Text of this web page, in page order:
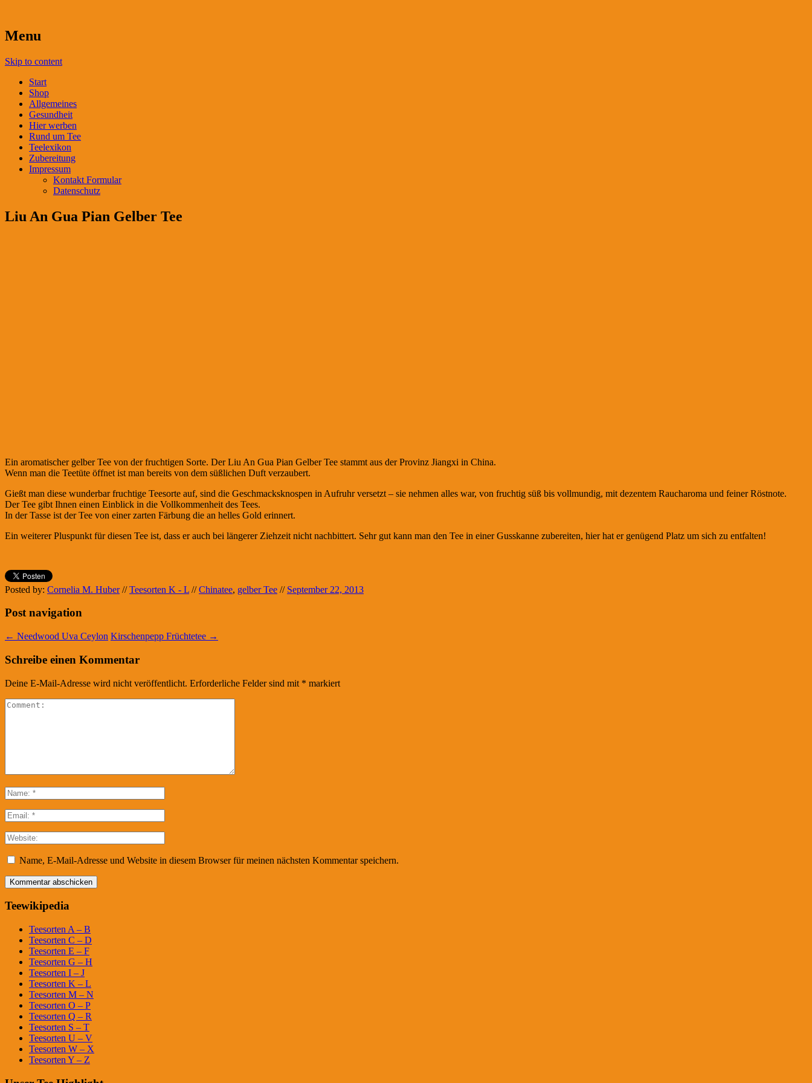
Menu
Skip to content
Start
Shop
Allgemeines
Gesundheit
Hier werben
Rund um Tee
Teelexikon
Zubereitung
Impressum
Kontakt Formular
Datenschutz
Liu An Gua Pian Gelber Tee
Ein aromatischer gelber Tee von der fruchtigen Sorte. Der Liu An Gua Pian Gelber Tee stammt aus der Provinz Jiangxi in China.
Wenn man die Teetüte öffnet ist man bereits von dem süßlichen Duft verzaubert.
Gießt man diese wunderbar fruchtige Teesorte auf, sind die Geschmacksknospen in Aufruhr versetzt – sie nehmen alles war, von fruchtig süß bis vollmundig, mit dezentem Raucharoma und feiner Röstnote.
Der Tee gibt Ihnen einen Einblick in die Vollkommenheit des Tees.
In der Tasse ist der Tee von einer zarten Färbung die an helles Gold erinnert.
Ein weiterer Pluspunkt für diesen Tee ist, dass er auch bei längerer Ziehzeit nicht nachbittert. Sehr gut kann man den Tee in einer Gusskanne zubereiten, hier hat er genügend Platz um sich zu entfalten!
Posted by: Cornelia M. Huber // Teesorten K - L // Chinatee, gelber Tee // September 22, 2013
Post navigation
← Needwood Uva Ceylon Kirschenpepp Früchtetee →
Schreibe einen Kommentar
Deine E-Mail-Adresse wird nicht veröffentlicht. Erforderliche Felder sind mit * markiert
Name, E-Mail-Adresse und Website in diesem Browser für meinen nächsten Kommentar speichern.
Teewikipedia
Teesorten A – B
Teesorten C – D
Teesorten E – F
Teesorten G – H
Teesorten I – J
Teesorten K – L
Teesorten M – N
Teesorten O – P
Teesorten Q – R
Teesorten S – T
Teesorten U – V
Teesorten W – X
Teesorten Y – Z